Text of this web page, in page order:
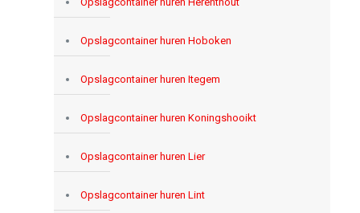
Opslagcontainer huren Hoboken
Opslagcontainer huren Itegem
Opslagcontainer huren Koningshooikt
Opslagcontainer huren Lier
Opslagcontainer huren Lint